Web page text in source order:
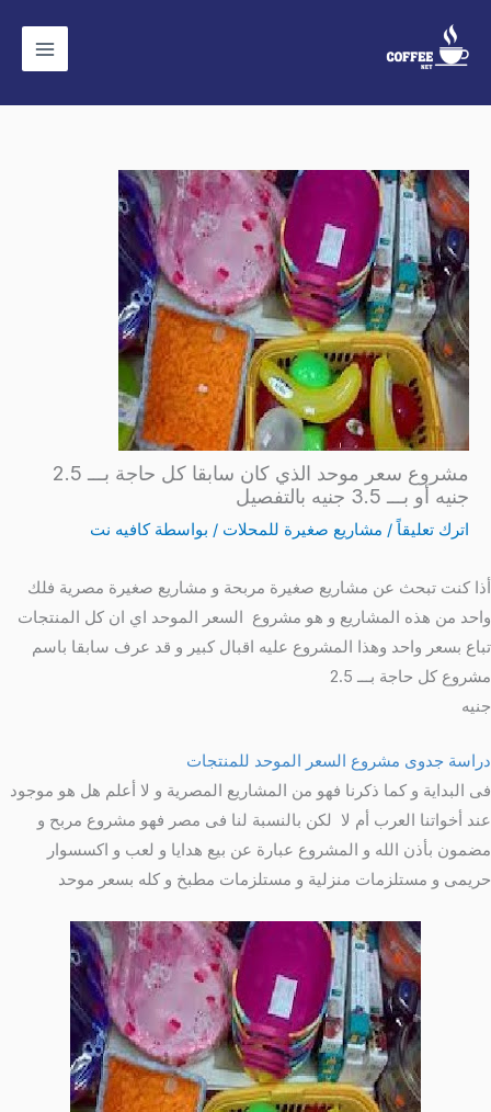
المحتوى
مشروع سعر موحد الذي كان سابقا كل حاجة بـــ 2.5
جنيه أو بـــ 3.5 جنيه بالتفصيل
اترك تعليقاً / مشاريع صغيرة للمحلات / بواسطة كافيه نت
أذا كنت تبحث عن مشاريع صغيرة مربحة و مشاريع صغيرة مصرية فلك
واحد من هذه المشاريع و هو مشروع السعر الموحد اي ان كل المنتجات
تباع بسعر واحد وهذا المشروع عليه اقبال كبير و قد عرف سابقا باسم
مشروع كل حاجة بـــ 2.5
جنيه
دراسة جدوى مشروع السعر الموحد للمنتجات
فى البداية و كما ذكرنا فهو من المشاريع المصرية و لا أعلم هل هو موجود
عند أخواتنا العرب أم لا لكن بالنسبة لنا فى مصر فهو مشروع مربح و
مضمون بأذن الله و المشروع عبارة عن بيع هدايا و لعب و اكسسوار
حريمى و مستلزمات منزلية و مستلزمات مطبخ و كله بسعر موحد